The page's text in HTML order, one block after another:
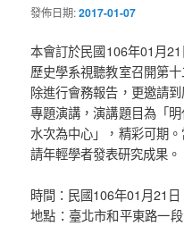
發佈日期:2017-01-07
本會訂於民國106年01月
歷史學系視聽教室召開第
除進行會務報告，更邀請
專題演講，演講題目為「
水次為中心」，精彩可期
請年輕學者發表研究成果。
時間：民國106年01月21
地點：臺北市和平東路一